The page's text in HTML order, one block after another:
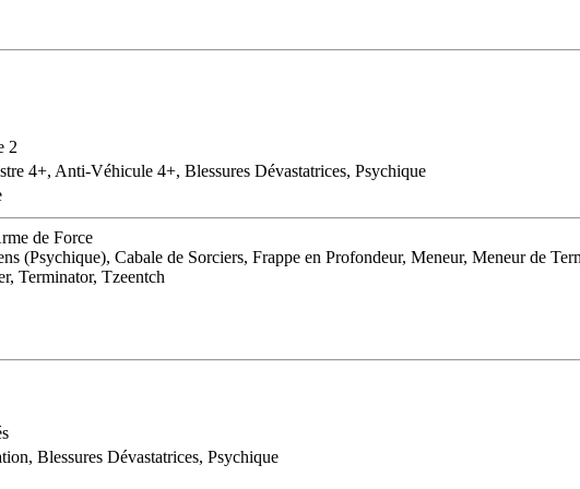
2
4+, Anti-Véhicule 4+, Blessures Dévastatrices, Psychique
de Force
(Psychique), Cabale de Sorciers, Frappe en Profondeur, Meneur, Meneur de
Terminator, Tzeentch
Blessures Dévastatrices, Psychique